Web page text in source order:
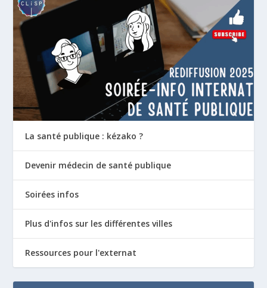
La santé publique : kézako ?
Devenir médecin de santé publique
Soirées infos
Plus d'infos sur les différentes villes
Ressources pour l'externat